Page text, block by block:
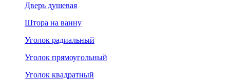
Дверь душевая
Штора на ванну
Уголок радиальный
Уголок прямоугольный
Уголок квадратный